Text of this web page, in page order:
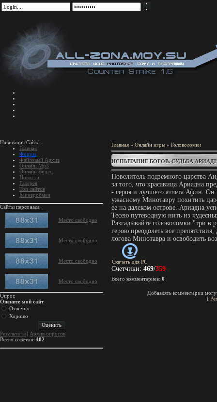
Навигация Сайта
Главная
Форум
Файловый Архив
Онлайн Mp3
Онлайн Видео
Новости
Галерея
Топ сайтов
Баннеробмен
Сайты персонала
Место свободно
Место свободно
Место свободно
Место свободно
Опрос
Оцените мой сайт
Отлично
Хорошо
Результаты | Архив опросов
Всего ответов: 482
Главная » Онлайн игры » Головоломки
ИСПЫТАНИЕ БОГОВ. СУДЬБА
Повелитель подземного царства
за того, что красавица Ариадна
- героя и лучшего атлета Афин. Он
ужасному Минотавру похитить
ее на далеком острове. Ариадна
Тесею путеводную нить из
Разгадывайте головоломки "три в
герою преодолеть все препятствия,
логова Минотавра и освободить
Скачать для PC
Счетчики: 469/359
Всего комментариев: 0
Добавлять комментарии
[